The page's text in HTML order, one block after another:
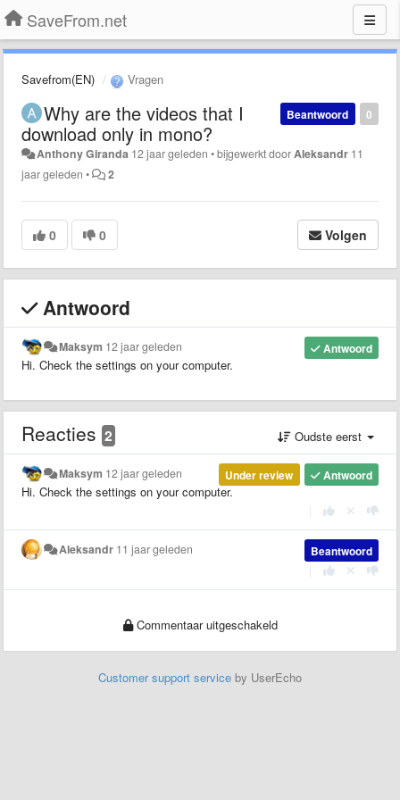
SaveFrom.net
Savefrom(EN) Vragen
0
Beantwoord
Why are the videos that I
download only in mono?
Anthony Giranda 12 jaar geleden •bijgewerkt door Aleksandr 11
jaar geleden • 2
0 0 Volgen
Antwoord
Antwoord
Maksym 12 jaar geleden
Hi. Check the settings on your computer.
Reacties 2 Oudste eerst
Antwoord
Under review
Maksym 12 jaar geleden
Hi. Check the settings on your computer.
Beantwoord
Aleksandr 11 jaar geleden
Commentaar uitgeschakeld
Customer support service by UserEcho